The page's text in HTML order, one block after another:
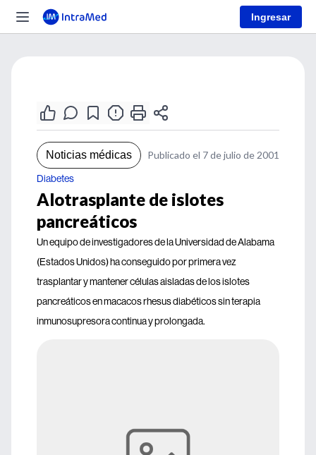
Ingresar
Noticias médicas Publicado el 7 de julio de 2001
Diabetes
Alotrasplante de islotes
pancreáticos
Un equipo de investigadores de la Universidad de Alabama
(Estados Unidos) ha conseguido por primera vez
trasplantar y mantener células aisladas de los islotes
pancreáticos en macacos rhesus diabéticos sin terapia
inmunosupresora continua y prolongada.